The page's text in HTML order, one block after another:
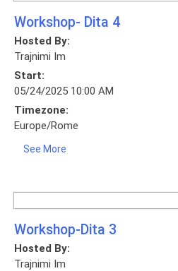
Workshop- Dita 4
Hosted By:
Trajnimi Im
Start:
05/24/2025 10:00 AM
Timezone:
Europe/Rome
See More
Workshop-Dita 3
Hosted By:
Trajnimi Im